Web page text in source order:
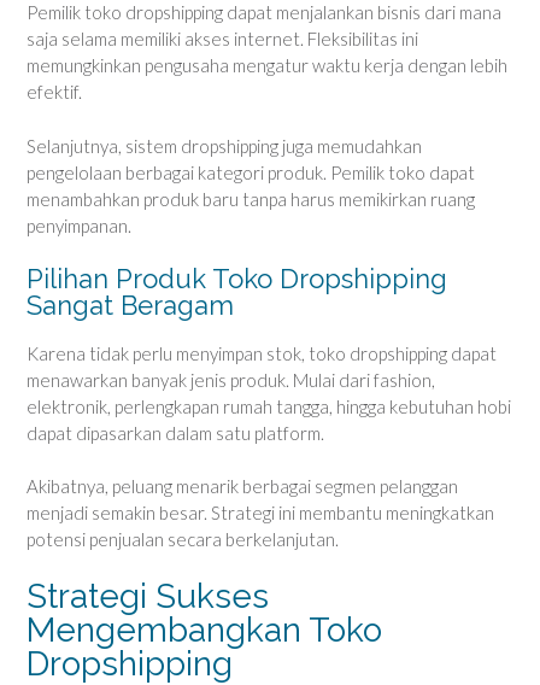
Pemilik toko dropshipping dapat menjalankan bisnis dari mana
saja selama memiliki akses internet. Fleksibilitas ini
memungkinkan pengusaha mengatur waktu kerja dengan lebih
efektif.
Selanjutnya, sistem dropshipping juga memudahkan
pengelolaan berbagai kategori produk. Pemilik toko dapat
menambahkan produk baru tanpa harus memikirkan ruang
penyimpanan.
Pilihan Produk Toko Dropshipping
Sangat Beragam
Karena tidak perlu menyimpan stok, toko dropshipping dapat
menawarkan banyak jenis produk. Mulai dari fashion,
elektronik, perlengkapan rumah tangga, hingga kebutuhan hobi
dapat dipasarkan dalam satu platform.
Akibatnya, peluang menarik berbagai segmen pelanggan
menjadi semakin besar. Strategi ini membantu meningkatkan
potensi penjualan secara berkelanjutan.
Strategi Sukses
Mengembangkan Toko
Dropshipping